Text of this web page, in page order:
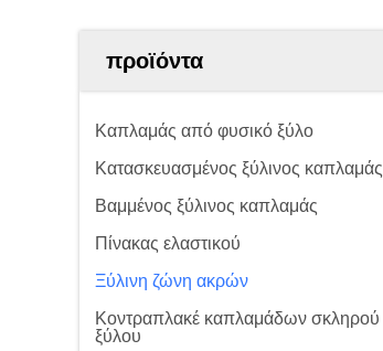
προϊόντα
Καπλαμάς από φυσικό ξύλο
Κατασκευασμένος ξύλινος καπλαμάς
Βαμμένος ξύλινος καπλαμάς
Πίνακας ελαστικού
Ξύλινη ζώνη ακρών
Κοντραπλακέ καπλαμάδων σκληρού
ξύλου